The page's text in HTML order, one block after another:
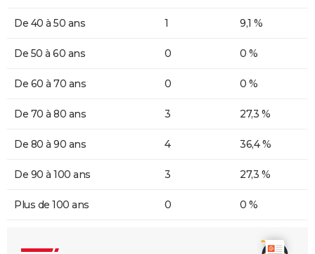
De 40 à 50 ans 1 9,1 %
De 50 à 60 ans 0 0 %
De 60 à 70 ans 0 0 %
De 70 à 80 ans 3 27,3 %
De 80 à 90 ans 4 36,4 %
De 90 à 100 ans 3 27,3 %
Plus de 100 ans 0 0 %